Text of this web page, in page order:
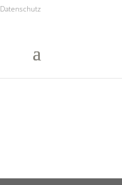
Datenschutz